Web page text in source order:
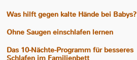
Was hilft gegen kalte Hände bei Babys?
Ohne Saugen einschlafen lernen
Das 10-Nächte-Programm für besseres